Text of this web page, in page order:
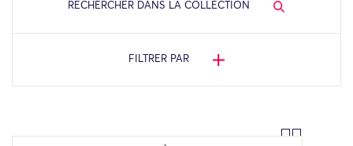
RECHERCHER DANS LA COLLECTION
FILTRER PAR